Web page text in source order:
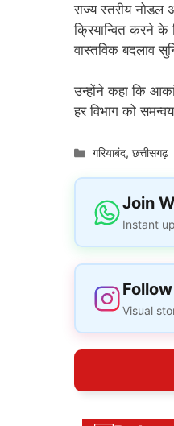
राज्य स्तरीय नोडल
क्रियान्वित करने के
वास्तविक बदलाव
उन्होंने कहा कि
हर विभाग को
Categories
गरियाबंद,छत्तीसगढ़
Join
Instant
Visual